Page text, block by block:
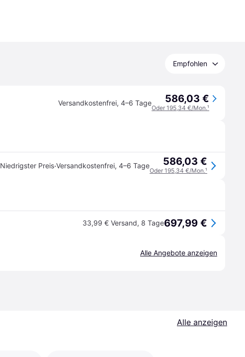
Empfohlen
Versandkostenfrei, 4–6 Tage 586,03 €
Oder 195,34 €/Mon.¹
Niedrigster Preis·Versandkostenfrei, 4–6 Tage 586,03 €
Oder 195,34 €/Mon.¹
33,99 € Versand, 8 Tage697,99 €
Alle Angebote anzeigen
Alle anzeigen